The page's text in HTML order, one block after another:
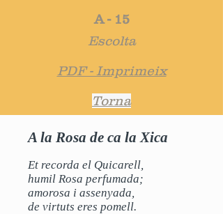
A - 15
Escolta
PDF - Imprimeix
Torna
A la Rosa de ca la Xica
Et recorda el Quicarell,
humil Rosa perfumada;
amorosa i assenyada,
de virtuts eres pomell.